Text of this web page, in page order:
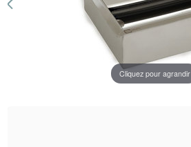
Cliquez pour agrandir